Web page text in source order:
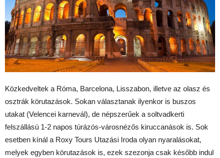
Közkedveltek a Róma, Barcelona, Lisszabon, illetve az olasz és
osztrák körutazások. Sokan választanak ilyenkor is buszos
utakat (Velencei karnevál), de népszerűek a soltvadkerti
felszállású 1-2 napos túrázós-városnézős kiruccanások is. Sok
esetben kínál a Roxy Tours Utazási Iroda olyan nyaralásokat,
melyek egyben körutazások is, ezek szezonja csak később indul